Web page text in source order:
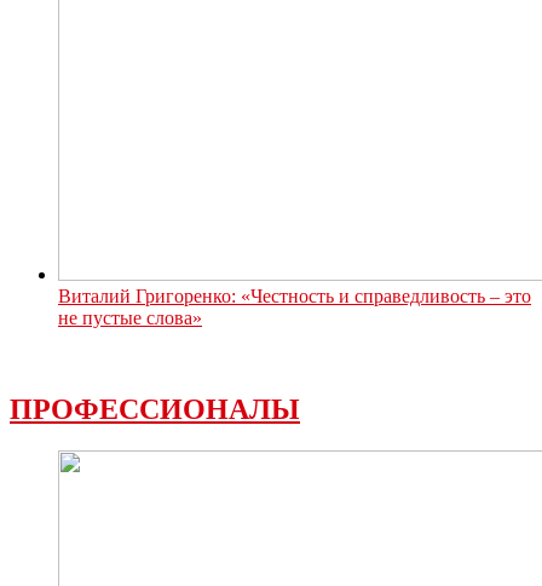
Виталий Григоренко: «Честность и справедливость – это
не пустые слова»
ПРОФЕССИОНАЛЫ